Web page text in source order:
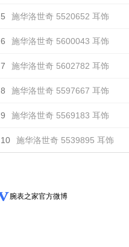
5 施华洛世奇 5520652 耳饰
6 施华洛世奇 5600043 耳饰
7 施华洛世奇 5602782 耳饰
8 施华洛世奇 5597667 耳饰
9 施华洛世奇 5569183 耳饰
10 施华洛世奇 5539895 耳饰
腕表之家官方微博